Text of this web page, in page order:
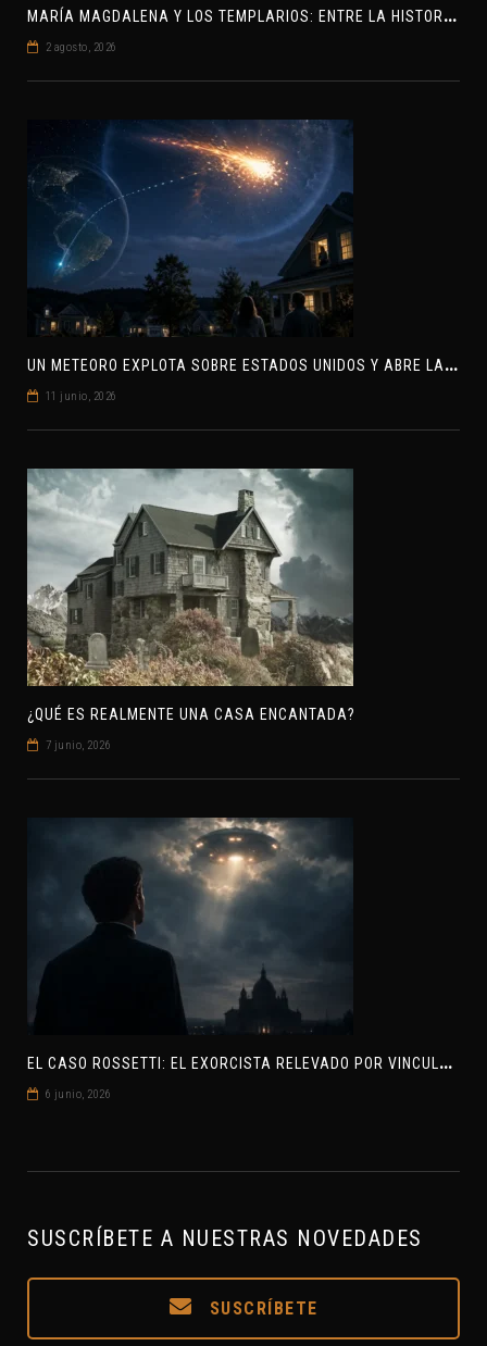
M
ARÍA MAGDALENA Y LOS TEMPLARIOS: ENTRE LA HISTORIA Y EL MISTERIO
2 agosto, 2026
U
N METEORO EXPLOTA SOBRE ESTADOS UNIDOS Y ABRE LA PISTA DE POLAR-IM, UN POSIBLE VISITANTE INTERESTELAR
11 junio, 2026
¿QUÉ ES REALMENTE UNA CASA ENCANTADA?
7 junio, 2026
E
L CASO ROSSETTI: EL EXORCISTA RELEVADO POR VINCULAR OVNIS Y DEMONIOS
6 junio, 2026
SUSCRÍBETE A NUESTRAS NOVEDADES
SUSCRÍBETE